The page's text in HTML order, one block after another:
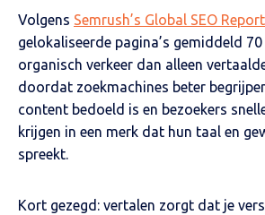
Volgens Semrush’s Global SEO Report
gelokaliseerde pagina’s gemiddeld
organisch verkeer dan alleen
doordat zoekmachines beter
content bedoeld is en bezoekers
krijgen in een merk dat hun taal en
spreekt.
Kort gezegd: vertalen zorgt dat je